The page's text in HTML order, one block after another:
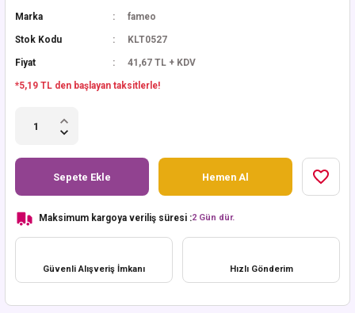
Marka fameo
Stok Kodu KLT0527
Fiyat 41,67 TL + KDV
*5,19 TL den başlayan taksitlerle!
Sepete Ekle Hemen Al
Maksimum kargoya veriliş süresi :2 Gün dür.
Güvenli Alışveriş İmkanı Hızlı Gönderim